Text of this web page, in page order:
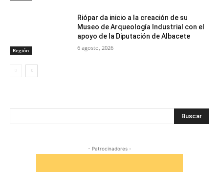
Región
Riópar da inicio a la creación de su
Museo de Arqueología Industrial con el
apoyo de la Diputación de Albacete
6 agosto, 2026
Buscar
- Patrocinadores -